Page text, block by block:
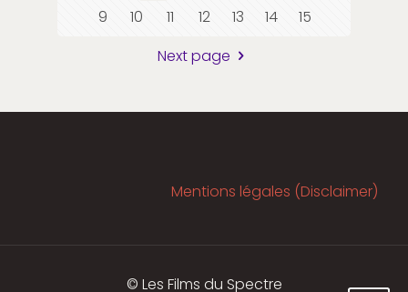
9
10 11 12 13 14
15
Next page
Mentions légales (Disclaimer)
© Les Films du Spectre